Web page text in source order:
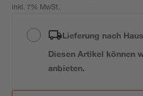
inkl. 7% MwSt.
Lieferung nach
Diesen Artikel können
anbieten.